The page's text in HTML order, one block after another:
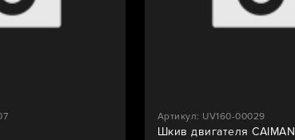
Артикул: UV160-00029
Шкив двигателя CAIMAN